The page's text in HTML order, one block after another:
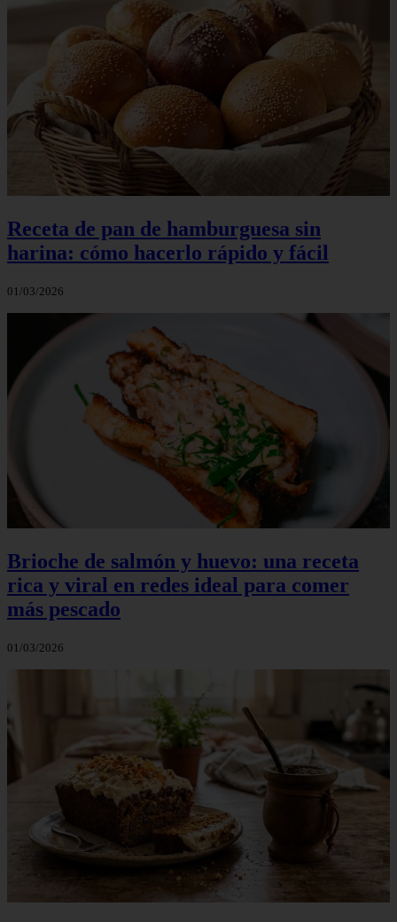
Receta de pan de hamburguesa sin
harina: cómo hacerlo rápido y fácil
01/03/2026
Brioche de salmón y huevo: una receta
rica y viral en redes ideal para comer
más pescado
01/03/2026